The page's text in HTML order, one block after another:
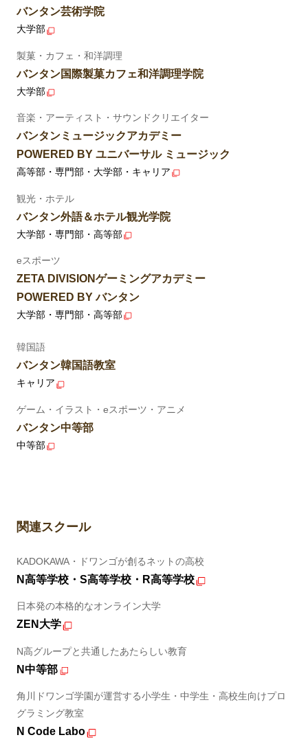
バンタン芸術学院
大学部
製菓・カフェ・和洋調理
バンタン国際製菓カフェ和洋調理学院
大学部
音楽・アーティスト・サウンドクリエイター
バンタンミュージックアカデミー
POWERED BY ユニバーサル ミュージック
高等部・専門部・大学部・キャリア
観光・ホテル
バンタン外語＆ホテル観光学院
大学部・専門部・高等部
eスポーツ
ZETA DIVISIONゲーミングアカデミー
POWERED BY バンタン
大学部・専門部・高等部
韓国語
バンタン韓国語教室
キャリア
ゲーム・イラスト・eスポーツ・アニメ
バンタン中等部
中等部
関連スクール
KADOKAWA・ドワンゴが創るネットの高校
N高等学校・S高等学校・R高等学校
日本発の本格的なオンライン大学
ZEN大学
N高グループと共通したあたらしい教育
N中等部
角川ドワンゴ学園が運営する小学生・中学生・高校生向けプロ
グラミング教室
N Code Labo